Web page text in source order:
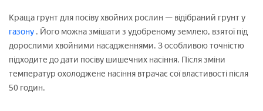
Краща грунт для посіву хвойних рослин — відібраний грунт у
газону . Його можна змішати з удобреному землею, взятої під
дорослими хвойними насадженнями. З особливою точністю
підходите до дати посіву шишечних насіння. Після зміни
температур охолоджене насіння втрачає сої властивості після
50 годин.